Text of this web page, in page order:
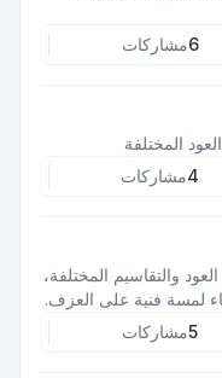
6مشاركات
المختلفة
4مشاركات
والتقاسيم المختلفة،
لمسة فنية على العزف.
5مشاركات